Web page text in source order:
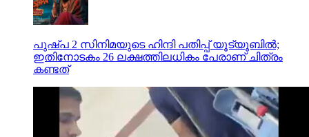
പുഷ്പ 2 സിനിമയുടെ ഹിന്ദി പതിപ്പ് യൂട്യൂബിൽ;
ഇതിനോടകം 26 ലക്ഷത്തിലധികം പേരാണ് ചിത്രം
കണ്ടത്